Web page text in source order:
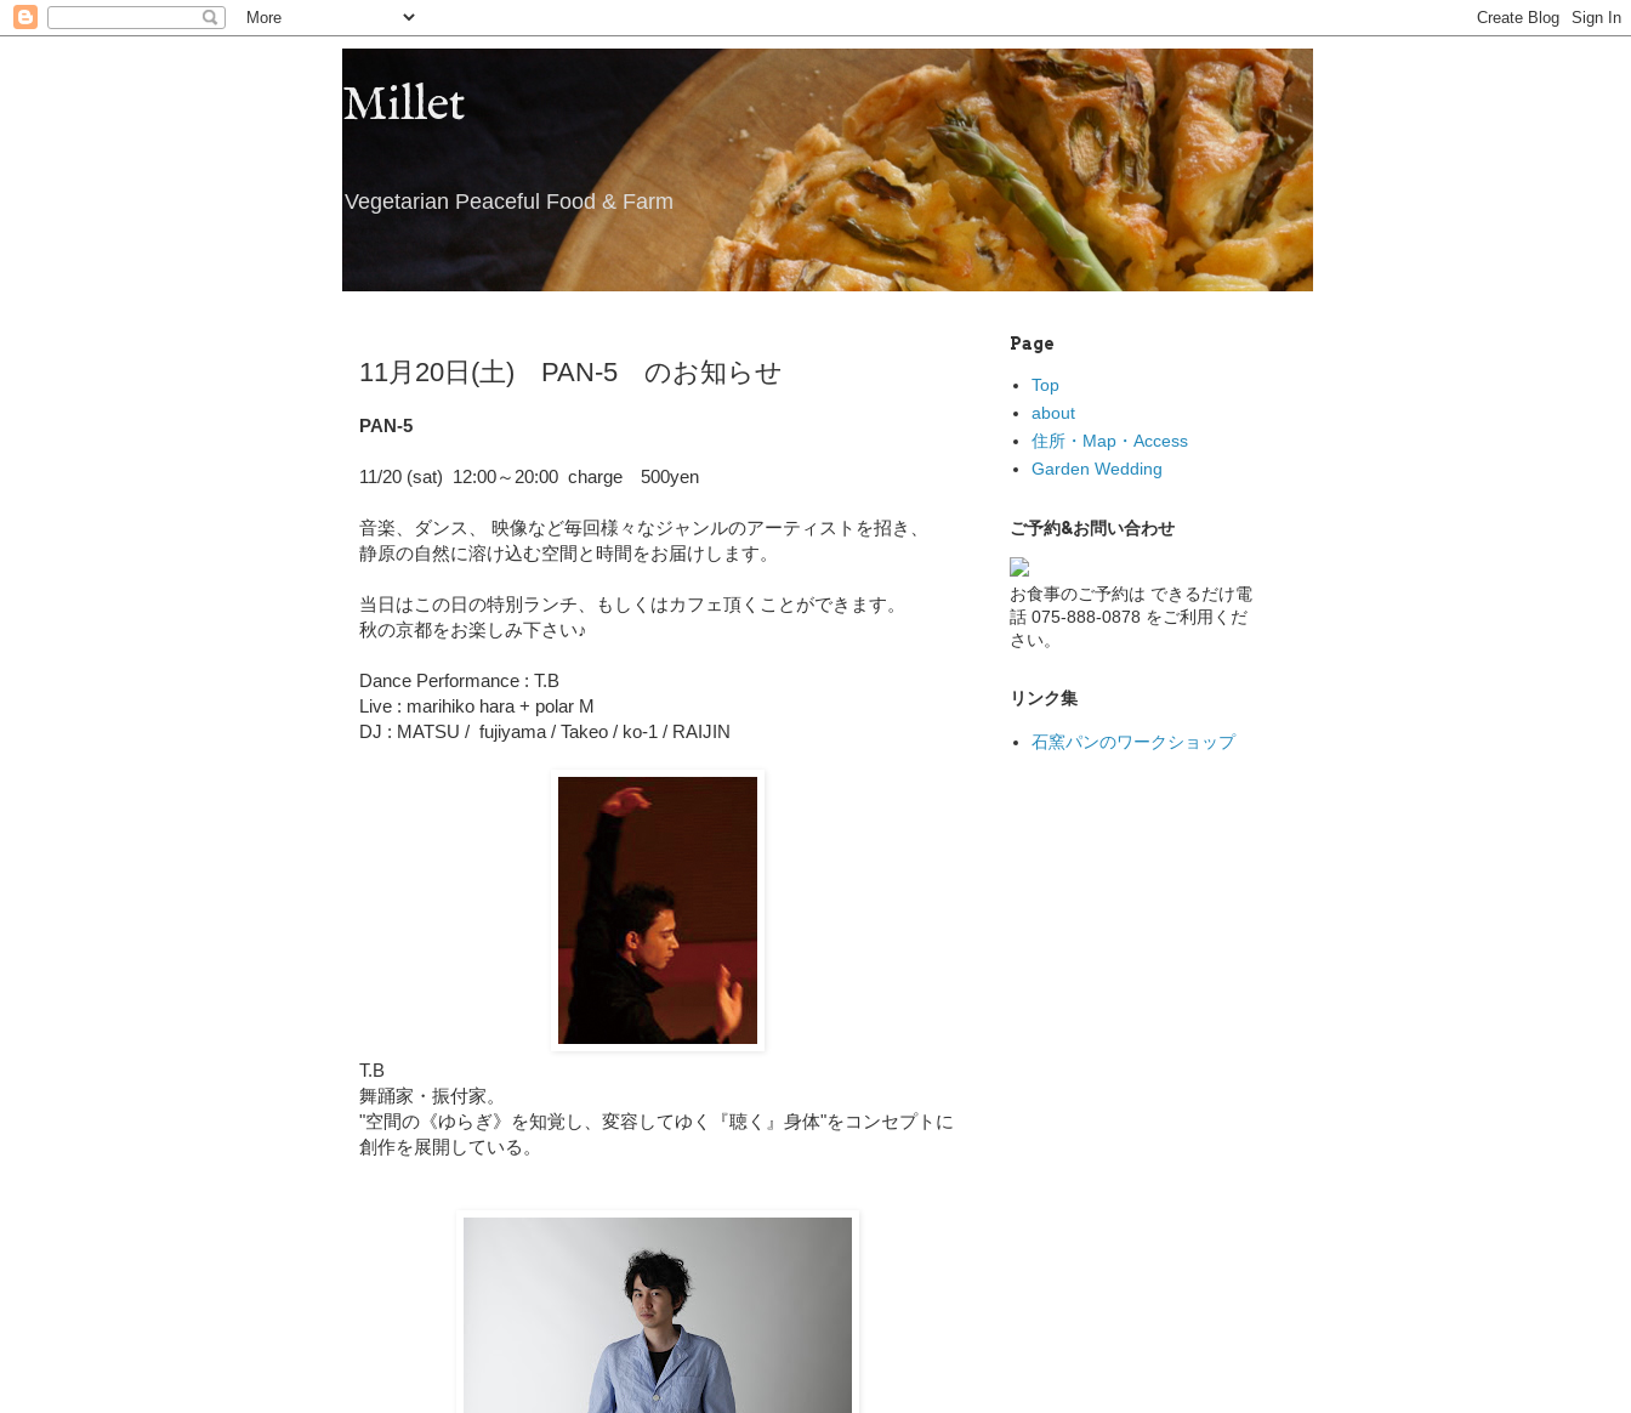
Millet
Vegetarian Peaceful Food & Farm
11月20日(土) PAN-5 のお知らせ
PAN-5
11/20 (sat) 12:00～20:00 charge 500yen
音楽、ダンス、
映像など毎回様々なジャンルのアーティストを招き、
静原の自然に溶け込む空間と時間をお届けします。
当日はこの日の特別ランチ、もしくはカフェ頂くことができます。
秋の京都をお楽しみ下さい♪
Dance Performance : T.B
Live : marihiko hara + polar M
DJ : MATSU / fujiyama / Takeo / ko-1 / RAIJIN
T.B
舞踊家・振付家。
"空間の《ゆらぎ》を知覚し、変容してゆく『聴く』身体"をコンセプトに
創作を展開している。
Page
Top
about
住所・Map・Access
Garden Wedding
ご予約&お問い合わせ
お食事のご予約は できるだけ電
話 075-888-0878 をご利用くだ
さい。
リンク集
石窯パンのワークショップ